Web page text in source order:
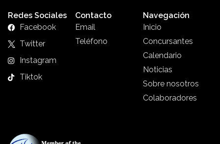
Redes Sociales
Facebook
Twitter
Instagram
Tiktok
Contacto
Email
Teléfono
Navegación
Inicio
Concursantes
Calendario
Noticias
Sobre nosotros
Colaboradores